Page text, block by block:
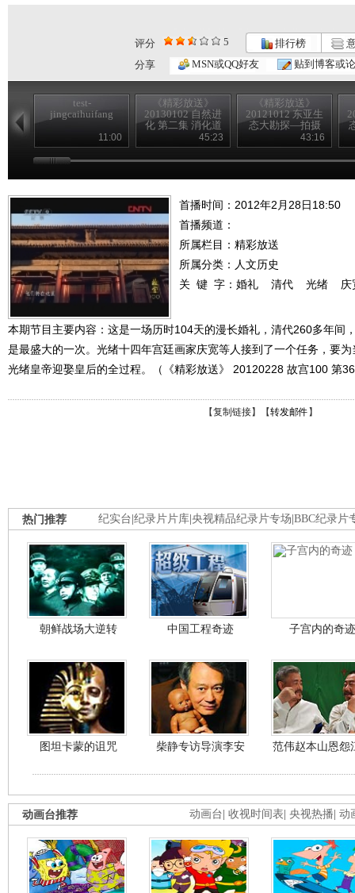
评分 5 排行榜
分享
MSN或QQ好友 贴到博客或
test-
jingcaihuifang
11:00
《精彩放送》
20130102 自然进
化 第二集 消化道
45:23
《精彩放送》
20121012 东亚生
态大勘探—拍摄
43:16
首播时间：2012年2月28日18:50
首播频道：
所属栏目： 精彩放送
所属分类：人文历史
关 键 字： 婚礼 清代 光绪 庆
本期节目主要内容：这是一场历时104天的漫长婚礼，清代260多年间
是最盛大的一次。光绪十四年宫廷画家庆宽等人接到了一个任务，要
光绪皇帝迎娶皇后的全过程。（《精彩放送》 20120228 故宫100 第
【复制链接】【转发邮件 】
纪实台 纪录片片库 央视精品纪录片专场 BBC纪录片
热门推荐
朝鲜战场大逆转 中国工程奇迹 子宫内的奇迹
图坦卡蒙的诅咒 柴静专访导演李安 范伟赵本山恩怨
动画台 收视时间表 央视热播 动
动画台推荐